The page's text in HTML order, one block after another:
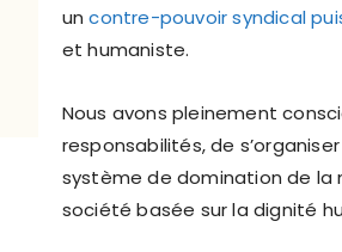
un contre-pouvoir syndical
et humaniste.
Nous avons pleinement
responsabilités, de
système de domination de la
société basée sur la dignité